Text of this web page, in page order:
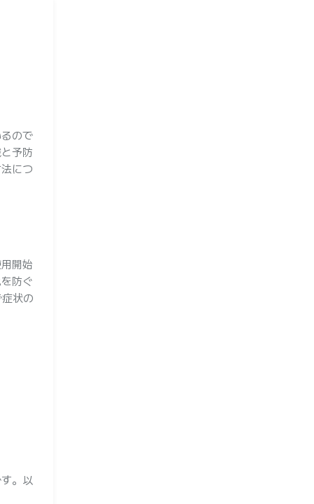
ので
予防
につ
開始
防ぐ
状の
。以